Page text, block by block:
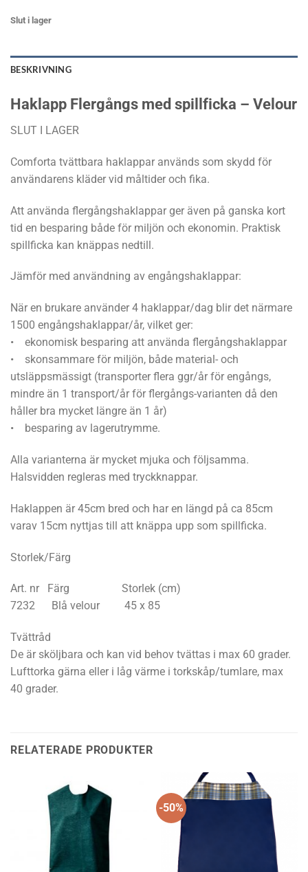
Slut i lager
BESKRIVNING
Haklapp Flergångs med spillficka – Velour
SLUT I LAGER
Comforta tvättbara haklappar används som skydd för
användarens kläder vid måltider och fika.
Att använda flergångshaklappar ger även på ganska kort
tid en besparing både för miljön och ekonomin. Praktisk
spillficka kan knäppas nedtill.
Jämför med användning av engångshaklappar:
När en brukare använder 4 haklappar/dag blir det närmare
1500 engångshaklappar/år, vilket ger:
• ekonomisk besparing att använda flergångshaklappar
• skonsammare för miljön, både material- och
utsläppsmässigt (transporter flera ggr/år för engångs,
mindre än 1 transport/år för flergångs-varianten då den
håller bra mycket längre än 1 år)
• besparing av lagerutrymme.
Alla varianterna är mycket mjuka och följsamma.
Halsvidden regleras med tryckknappar.
Haklappen är 45cm bred och har en längd på ca 85cm
varav 15cm nyttjas till att knäppa upp som spillficka.
Storlek/Färg
Art. nr Färg Storlek (cm)
7232 Blå velour 45 x 85
Tvättråd
De är sköljbara och kan vid behov tvättas i max 60 grader.
Lufttorka gärna eller i låg värme i torkskåp/tumlare, max
40 grader.
RELATERADE PRODUKTER
-50%